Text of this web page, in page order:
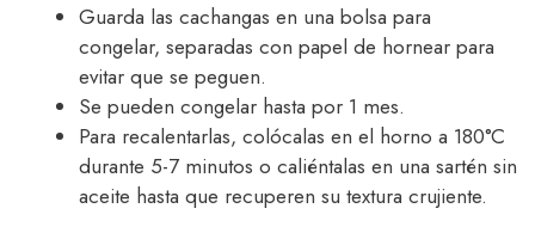
Guarda las cachangas en una bolsa para
congelar, separadas con papel de hornear para
evitar que se peguen.
Se pueden congelar hasta por 1 mes.
Para recalentarlas, colócalas en el horno a 180°C
durante 5-7 minutos o caliéntalas en una sartén sin
aceite hasta que recuperen su textura crujiente.